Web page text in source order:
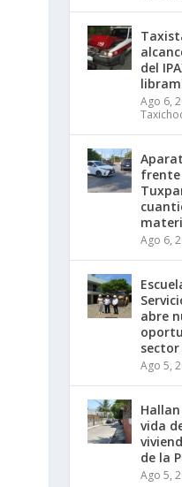
del
Ago 6,
frente
Ago 6,
abre
Ago 5,
vida
de la
Ago 5,